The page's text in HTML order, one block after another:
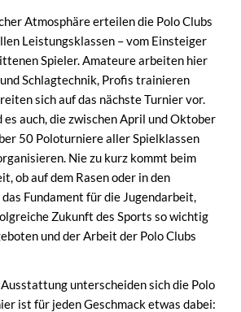
Atmosphäre erteilen die Polo Clubs
Leistungsklassen – vom Einsteiger
Spieler. Amateure arbeiten hier
Schlagtechnik, Profis trainieren
sich auf das nächste Turnier vor.
es auch, die zwischen April und Oktober
50 Poloturniere aller Spielklassen
Nie zu kurz kommt beim
ob auf dem Rasen oder in den
Fundament für die Jugendarbeit,
Zukunft des Sports so wichtig
und der Arbeit der Polo Clubs
unterscheiden sich die Polo
ist für jeden Geschmack etwas dabei: